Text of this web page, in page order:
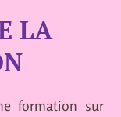
LA
formation sur